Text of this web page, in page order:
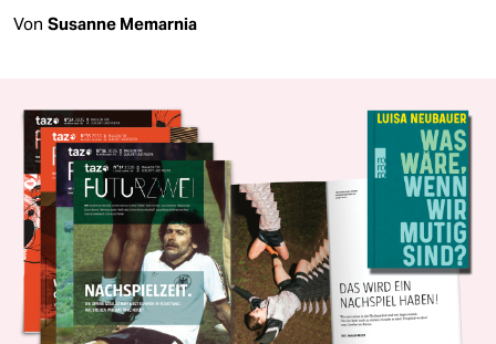
Von Susanne Memarnia